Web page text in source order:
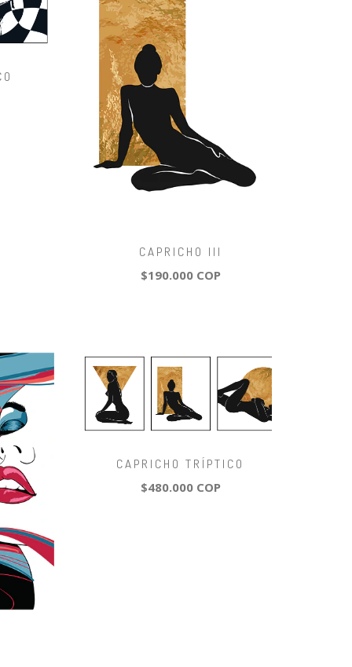
CAPRICHO III
$190.000 COP
CAPRICHO TRÍPTICO
$480.000 COP